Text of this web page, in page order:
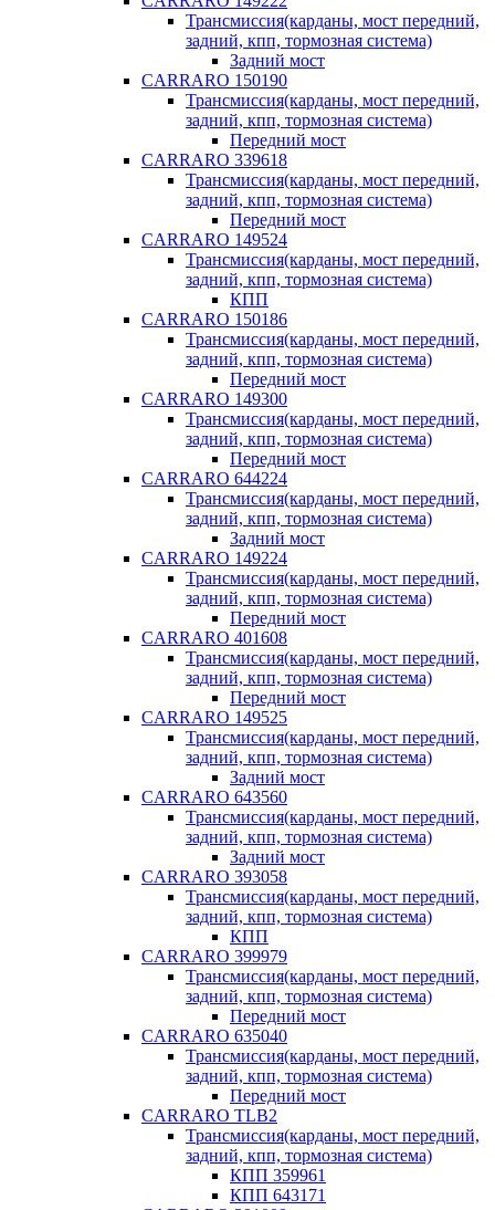
Трансмиссия(карданы, мост передний,
задний, кпп, тормозная система)
Задний мост
CARRARO 150190
Трансмиссия(карданы, мост передний,
задний, кпп, тормозная система)
Передний мост
CARRARO 339618
Трансмиссия(карданы, мост передний,
задний, кпп, тормозная система)
Передний мост
CARRARO 149524
Трансмиссия(карданы, мост передний,
задний, кпп, тормозная система)
КПП
CARRARO 150186
Трансмиссия(карданы, мост передний,
задний, кпп, тормозная система)
Передний мост
CARRARO 149300
Трансмиссия(карданы, мост передний,
задний, кпп, тормозная система)
Передний мост
CARRARO 644224
Трансмиссия(карданы, мост передний,
задний, кпп, тормозная система)
Задний мост
CARRARO 149224
Трансмиссия(карданы, мост передний,
задний, кпп, тормозная система)
Передний мост
CARRARO 401608
Трансмиссия(карданы, мост передний,
задний, кпп, тормозная система)
Передний мост
CARRARO 149525
Трансмиссия(карданы, мост передний,
задний, кпп, тормозная система)
Задний мост
CARRARO 643560
Трансмиссия(карданы, мост передний,
задний, кпп, тормозная система)
Задний мост
CARRARO 393058
Трансмиссия(карданы, мост передний,
задний, кпп, тормозная система)
КПП
CARRARO 399979
Трансмиссия(карданы, мост передний,
задний, кпп, тормозная система)
Передний мост
CARRARO 635040
Трансмиссия(карданы, мост передний,
задний, кпп, тормозная система)
Передний мост
CARRARO TLB2
Трансмиссия(карданы, мост передний,
задний, кпп, тормозная система)
КПП 359961
КПП 643171